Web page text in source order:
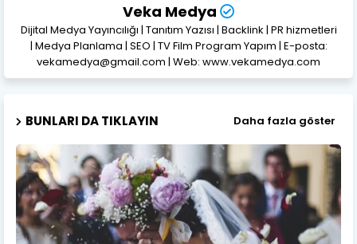
Veka Medya
Dijital Medya Yayıncılığı | Tanıtım Yazısı | Backlink | PR hizmetleri
| Medya Planlama | SEO | TV Film Program Yapım | E-posta:
vekamedya@gmail.com | Web: www.vekamedya.com
BUNLARI DA TIKLAYIN Daha fazla göster